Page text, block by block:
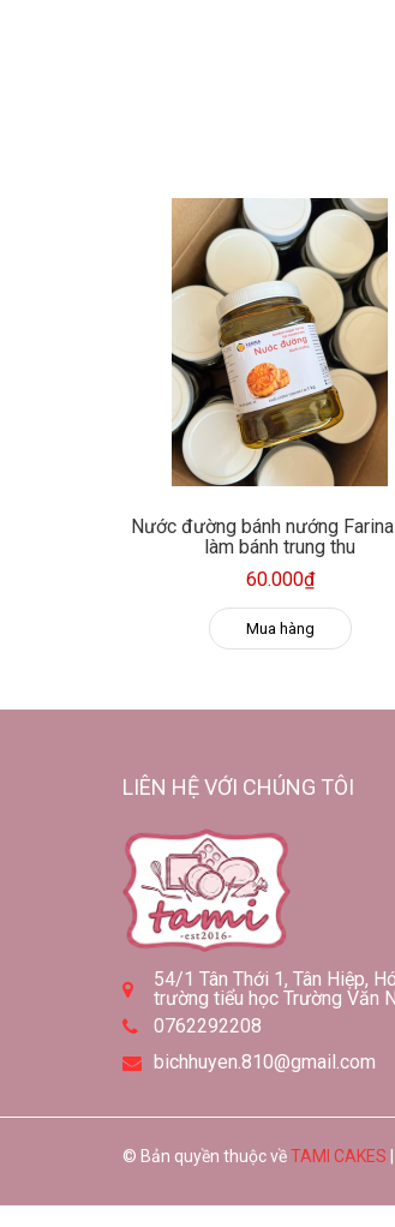
Nước đường bánh nướng
làm bánh trung thu
60.000₫
Mua hàng
LIÊN HỆ VỚI CHÚNG TÔI
54/1 Tân Thới 1, Tân Hiệp,
trường tiểu học Trường Văn
0762292208
bichhuyen.810@gmail.com
© Bản quyền thuộc vềTAMI CAKES